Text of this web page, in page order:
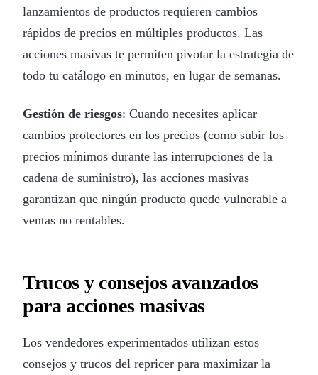
lanzamientos de productos requieren cambios
rápidos de precios en múltiples productos. Las
acciones masivas te permiten pivotar la estrategia de
todo tu catálogo en minutos, en lugar de semanas.
Gestión de riesgos: Cuando necesites aplicar
cambios protectores en los precios (como subir los
precios mínimos durante las interrupciones de la
cadena de suministro), las acciones masivas
garantizan que ningún producto quede vulnerable a
ventas no rentables.
Trucos y consejos avanzados
para acciones masivas
Los vendedores experimentados utilizan estos
consejos y trucos del repricer para maximizar la